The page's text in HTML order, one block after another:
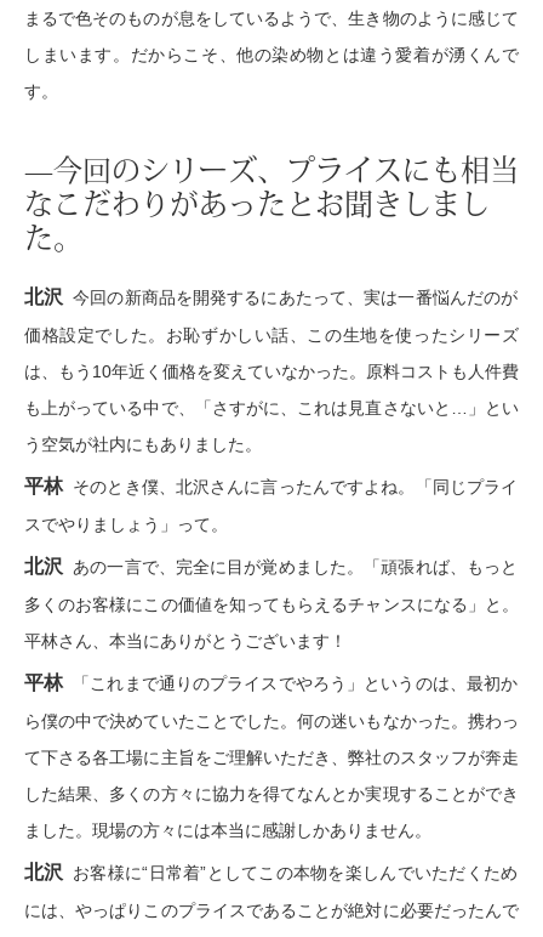
シャツワンピ
ボトムス
パンツ／スラ
ルーム･アン
ルームウェア
その他
まるで色そのものが息をしているようで、生き物のように感じて
しまいます。だからこそ、他の染め物とは違う愛着が湧くんで
す。
—今回のシリーズ、プライスにも相当
なこだわりがあったとお聞きしまし
た。
北沢 今回の新商品を開発するにあたって、実は一番悩んだのが
価格設定でした。お恥ずかしい話、この生地を使ったシリーズ
は、もう10年近く価格を変えていなかった。原料コストも人件費
も上がっている中で、「さすがに、これは見直さないと…」とい
う空気が社内にもありました。
平林 そのとき僕、北沢さんに言ったんですよね。「同じプライ
スでやりましょう」って。
北沢 あの一言で、完全に目が覚めました。「頑張れば、もっと
多くのお客様にこの価値を知ってもらえるチャンスになる」と。
平林さん、本当にありがとうございます！
平林 「これまで通りのプライスでやろう」というのは、最初か
ら僕の中で決めていたことでした。何の迷いもなかった。携わっ
て下さる各工場に主旨をご理解いただき、弊社のスタッフが奔走
した結果、多くの方々に協力を得てなんとか実現することができ
ました。現場の方々には本当に感謝しかありません。
北沢 お客様に“日常着”としてこの本物を楽しんでいただくため
には、やっぱりこのプライスであることが絶対に必要だったんで